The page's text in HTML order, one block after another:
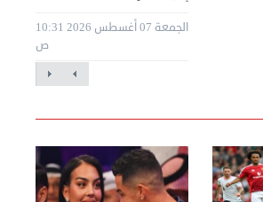
الجمعة 07 أغسطس 2026 10:31
ص